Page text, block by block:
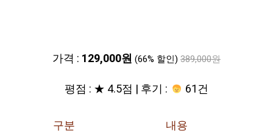
가격 : 129,000원 (66% 할인) 389,000원
평점 : ★ 4.5점 | 후기 : 61건
구분
내용